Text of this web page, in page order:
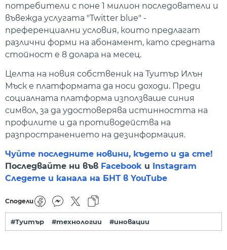
потребители с поне 1 милион последователи и
въвежда услугата "Twitter blue" -
преференциални условия, които предлагат
различни форми на абонамент, като средната
стойност e 8 долара на месец.
Целта на новия собственик на Туитър Илън
Мъск е платформата да носи доходи. Преди
социалната платформа използваше синия
символ, за да удостоверява истинността на
профилите и да противодейства на
разпространението на дезинформация.
Чуйте последните новини, където и да сте!
Последвайте ни във Facebook и
Instagram
Следете и канала на БНТ в YouTube
Сподели
#Туитър #технологии #иновации